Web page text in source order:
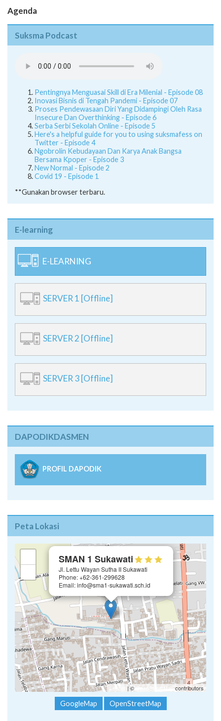
Agenda
Suksma Podcast
Pentingnya Menguasai Skill di Era Milenial - Episode 08
Inovasi Bisnis di Tengah Pandemi - Episode 07
Proses Pendewasaan Diri Yang Didampingi Oleh Rasa
Insecure Dan Overthinking - Episode 6
Serba Serbi Sekolah Online - Episode 5
Here's a helpful guide for you to using suksmafess on
Twitter - Episode 4
Ngobrolin Kebudayaan Dan Karya Anak Bangsa
Bersama Kpoper - Episode 3
New Normal - Episode 2
Covid 19 - Episode 1
**Gunakan browser terbaru.
E-learning
E-LEARNING
SERVER 1 [Offline]
SERVER 2 [Offline]
SERVER 3 [Offline]
DAPODIKDASMEN
PROFIL DAPODIK
Peta Lokasi
SMAN 1 Sukawati
Jl. Lettu Wayan Sutha II Sukawati
Phone: +62-361-299628
Email: info@sma1-sukawati.sch.id
Leaflet | ©OpenStreetMap contributors
GoogleMap OpenStreetMap